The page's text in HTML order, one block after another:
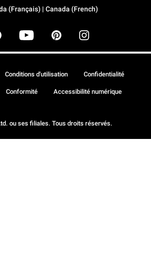
(Français) | Canada (French)
ou ses filiales. Tous droits réservés.
Conditions d'utilisation Confidentialité
Conformité Accessibilité numérique